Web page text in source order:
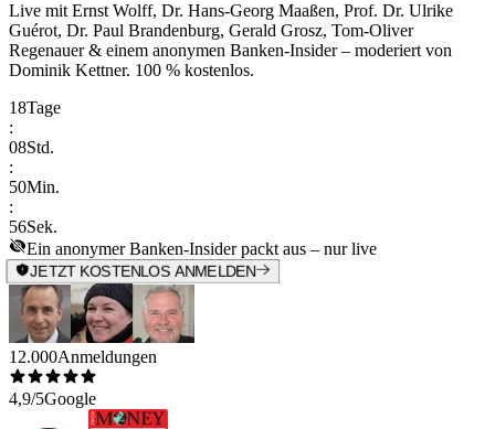
Live mit Ernst Wolff, Dr. Hans-Georg Maaßen, Prof. Dr. Ulrike
Guérot, Dr. Paul Brandenburg, Gerald Grosz, Tom-Oliver
Regenauer & einem anonymen Banken-Insider– moderiert von
Dominik Kettner. 100 % kostenlos.
18Tage
:
08Std.
:
50Min.
:
56Sek.
Ein anonymer Banken-Insider packt aus – nur live
JETZT KOSTENLOS ANMELDEN
12.000Anmeldungen
4,9/5Google